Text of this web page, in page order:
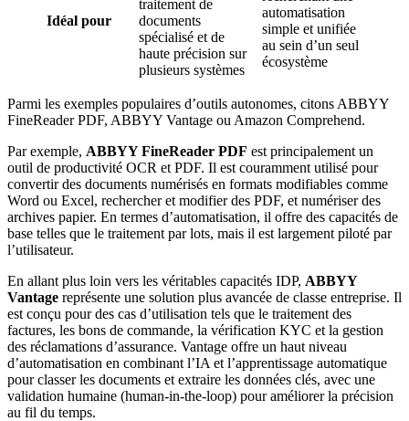
Idéal pour
traitement de
documents
spécialisé et de
haute précision sur
plusieurs systèmes
automatisation
simple et unifiée
au sein d’un seul
écosystème
Parmi les exemples populaires d’outils autonomes, citons ABBYY
FineReader PDF, ABBYY Vantage ou Amazon Comprehend.
Par exemple, ABBYY FineReader PDF est principalement un
outil de productivité OCR et PDF. Il est couramment utilisé pour
convertir des documents numérisés en formats modifiables comme
Word ou Excel, rechercher et modifier des PDF, et numériser des
archives papier. En termes d’automatisation, il offre des capacités de
base telles que le traitement par lots, mais il est largement piloté par
l’utilisateur.
En allant plus loin vers les véritables capacités IDP, ABBYY
Vantage représente une solution plus avancée de classe entreprise. Il
est conçu pour des cas d’utilisation tels que le traitement des
factures, les bons de commande, la vérification KYC et la gestion
des réclamations d’assurance. Vantage offre un haut niveau
d’automatisation en combinant l’IA et l’apprentissage automatique
pour classer les documents et extraire les données clés, avec une
validation humaine (human-in-the-loop) pour améliorer la précision
au fil du temps.